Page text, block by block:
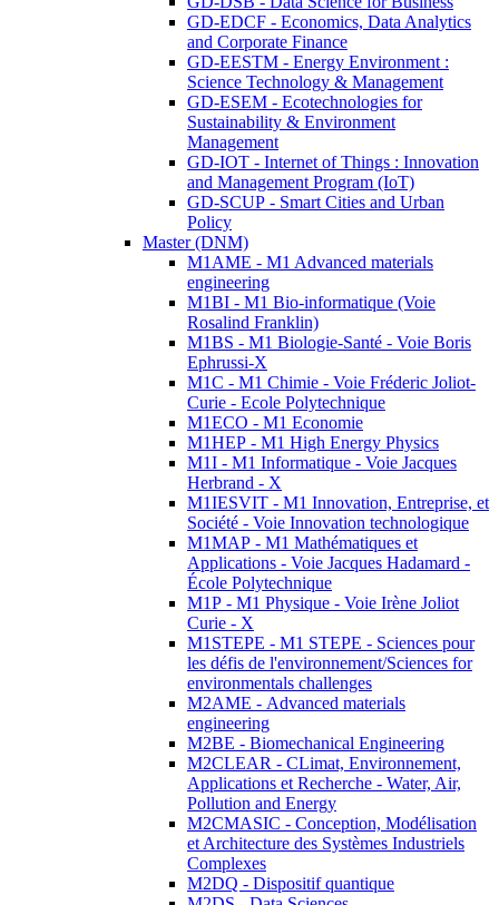
GD-EDCF - Economics, Data Analytics
and Corporate Finance
GD-EESTM - Energy Environment :
Science Technology & Management
GD-ESEM - Ecotechnologies for
Sustainability & Environment
Management
GD-IOT - Internet of Things : Innovation
and Management Program (IoT)
GD-SCUP - Smart Cities and Urban
Policy
Master (DNM)
M1AME - M1 Advanced materials
engineering
M1BI - M1 Bio-informatique (Voie
Rosalind Franklin)
M1BS - M1 Biologie-Santé - Voie Boris
Ephrussi-X
M1C - M1 Chimie - Voie Fréderic Joliot-
Curie - Ecole Polytechnique
M1ECO - M1 Economie
M1HEP - M1 High Energy Physics
M1I - M1 Informatique - Voie Jacques
Herbrand - X
M1IESVIT - M1 Innovation, Entreprise, et
Société - Voie Innovation technologique
M1MAP - M1 Mathématiques et
Applications - Voie Jacques Hadamard -
École Polytechnique
M1P - M1 Physique - Voie Irène Joliot
Curie - X
M1STEPE - M1 STEPE - Sciences pour
les défis de l'environnement/Sciences for
environmentals challenges
M2AME - Advanced materials
engineering
M2BE - Biomechanical Engineering
M2CLEAR - CLimat, Environnement,
Applications et Recherche - Water, Air,
Pollution and Energy
M2CMASIC - Conception, Modélisation
et Architecture des Systèmes Industriels
Complexes
M2DQ - Dispositif quantique